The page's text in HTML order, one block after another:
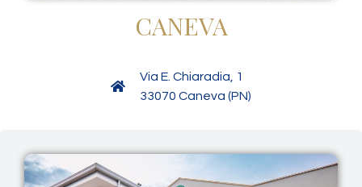
CANEVA
Via E. Chiaradia, 1
33070 Caneva (PN)